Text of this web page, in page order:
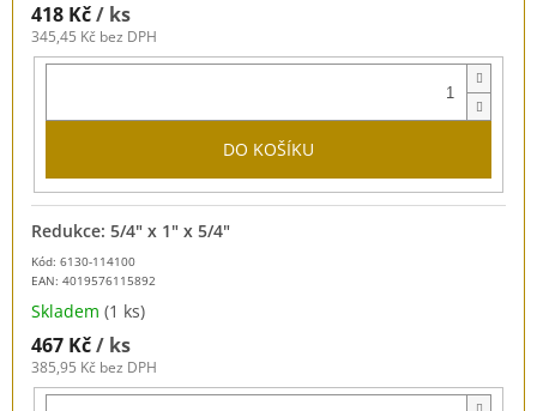
418 Kč/ ks
345,45 Kč bez DPH
DO KOŠÍKU
Kód: 6130-114100
EAN: 4019576115892
Redukce: 5/4" x 1" x 5/4"
Skladem (1 ks)
467 Kč/ ks
385,95 Kč bez DPH